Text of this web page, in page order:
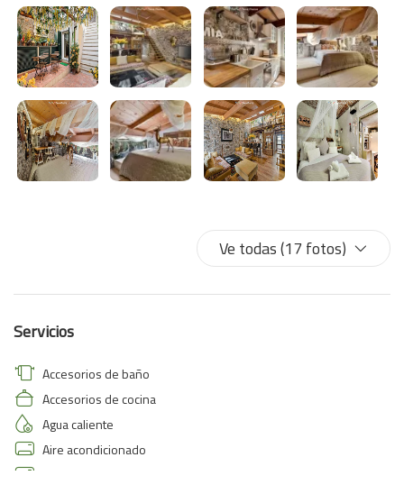
Ve todas (17 fotos)
Servicios
Accesorios de baño
Accesorios de cocina
Agua caliente
Aire acondicionado